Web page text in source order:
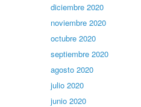
diciembre 2020
noviembre 2020
octubre 2020
septiembre 2020
agosto 2020
julio 2020
junio 2020